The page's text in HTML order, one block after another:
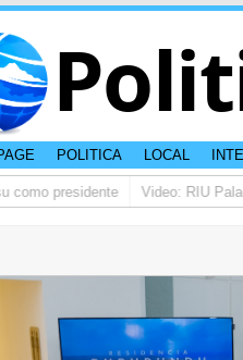
POLITICA LOCAL
presidente Video: RIU